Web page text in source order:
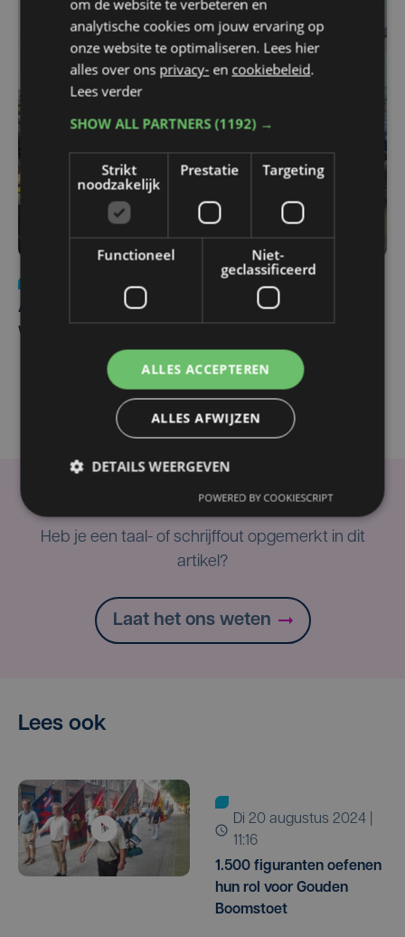
do 30 juli | 12:57
Autobestuurster rijdt na foutief manoeuvre tegen
winkelgevel in Ieper
Taalfout opgemerkt?
Heb je een taal- of schrijffout opgemerkt in dit
artikel?
Laat het ons weten
Lees ook
di 20 augustus 2024 |
11:16
1.500 figuranten oefenen
hun rol voor Gouden
Boomstoet
om de website te verbeteren en
analytische cookies om jouw ervaring op
onze website te optimaliseren. Lees hier
alles over ons privacy- en cookiebeleid.
Lees verder
SHOW ALL PARTNERS(1192) →
Strikt
noodzakelijk
Prestatie Targeting
Functioneel
Niet-
geclassificeerd
ALLES ACCEPTEREN
ALLES AFWIJZEN
DETAILS WEERGEVEN
POWERED BY COOKIESCRIPT